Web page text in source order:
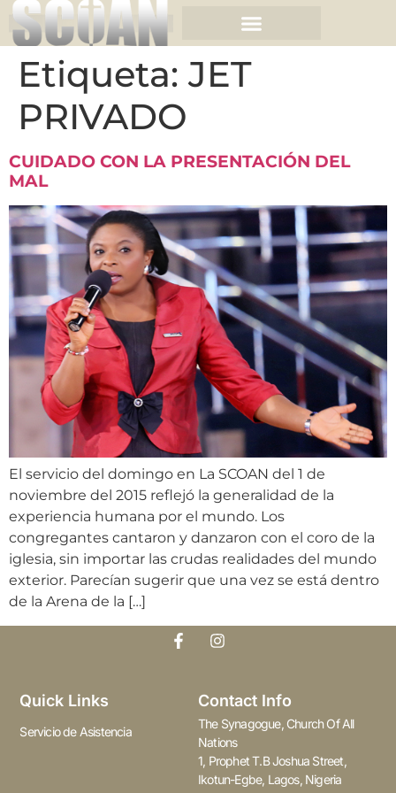
Etiqueta:JET
PRIVADO
CUIDADO CON LA PRESENTACIÓN DEL
MAL
El servicio del domingo en La SCOAN del 1 de
noviembre del 2015 reflejó la generalidad de la
experiencia humana por el mundo. Los
congregantes cantaron y danzaron con el coro de la
iglesia, sin importar las crudas realidades del mundo
exterior. Parecían sugerir que una vez se está dentro
de la Arena de la […]
Quick Links
Servicio de Asistencia
Contact Info
The Synagogue, Church Of All
Nations
1, Prophet T.B Joshua Street,
Ikotun-Egbe, Lagos, Nigeria